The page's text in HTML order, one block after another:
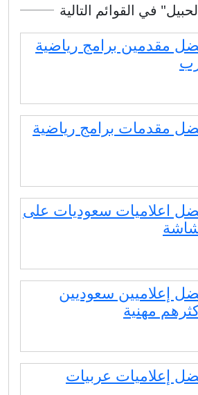
في القوائم التالية
مقدمين برامج رياضية
مقدمات برامج رياضية
اعلاميات سعوديات على
إعلاميين سعوديين
مهنية
إعلاميات عربيات